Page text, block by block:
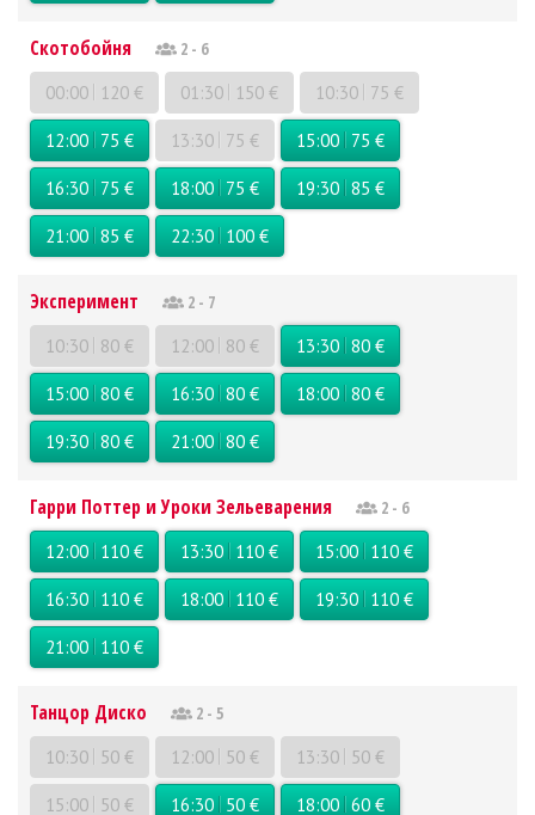
Скотобойня
2 - 6
00:00
120 € 01:30 150 € 10:30 75 €
12:00 75 € 13:30 75 € 15:00 75 €
16:30 75 € 18:00 75 € 19:30 85 €
21:00 85 € 22:30 100 €
Эксперимент
2 - 7
10:30 80 € 12:00 80 € 13:30 80 €
15:00 80 € 16:30 80 € 18:00 80 €
19:30 80 € 21:00 80 €
Гарри Поттер и Уроки Зельеварения
2 - 6
12:00 110 € 13:30 110 € 15:00 110 €
16:30 110 € 18:00 110 € 19:30 110 €
21:00 110 €
Танцор Диско
2 - 5
10:30 50 € 12:00 50 € 13:30 50 €
15:00 50 € 16:30 50 € 18:00 60 €